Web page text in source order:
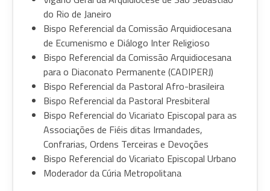
do Rio de Janeiro
Bispo Referencial da Comissão Arquidiocesana
de Ecumenismo e Diálogo Inter Religioso
Bispo Referencial da Comissão Arquidiocesana
para o Diaconato Permanente (CADIPERJ)
Bispo Referencial da Pastoral Afro-brasileira
Bispo Referencial da Pastoral Presbiteral
Bispo Referencial do Vicariato Episcopal para as
Associações de Fiéis ditas Irmandades,
Confrarias, Ordens Terceiras e Devoções
Bispo Referencial do Vicariato Episcopal Urbano
Moderador da Cúria Metropolitana